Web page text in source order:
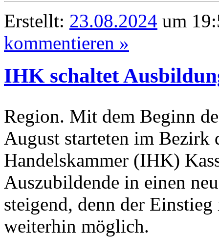
Erstellt: 23.08.2024 um
kommentieren »
IHK schaltet
Region. Mit dem Beginn
August starteten im Bezirk
Handelskammer (IHK)
Auszubildende in einen
steigend, denn der
weiterhin möglich.